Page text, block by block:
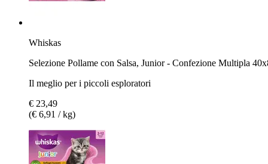
Whiskas
Selezione Pollame con Salsa, Junior - Confezione Multipla
Il meglio per i piccoli esploratori
€ 23,49
(€ 6,91 / kg)